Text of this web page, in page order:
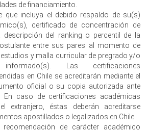
de financiamiento.
que incluya el debido respaldo de su(s)
certificado de concentración de
del ranking o percentil de la
entre sus pares al momento de
estudios y malla curricular de pregrado y/o
informado(s). Las certificaciones
en Chile se acreditarán mediante el
oficial o su copia autorizada ante
En caso de certificaciones académicas
extranjero, éstas deberán acreditarse
apostillados o legalizados en Chile.
de carácter académico